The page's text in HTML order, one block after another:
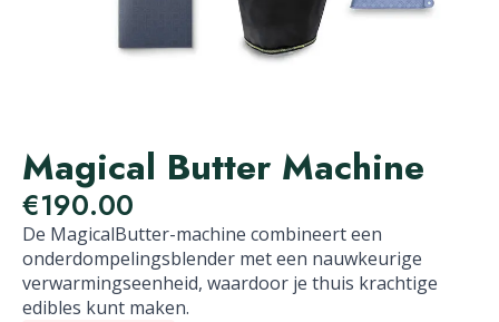
Magical Butter Machine
€190.00
De MagicalButter-machine combineert een
onderdompelingsblender met een nauwkeurige
verwarmingseenheid, waardoor je thuis krachtige
edibles kunt maken.